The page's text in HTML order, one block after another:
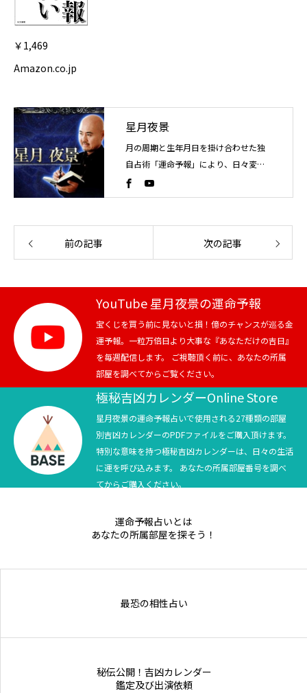
￥1,469
Amazon.co.jp
星月夜景
月の周期と生年月日を掛け合わせた独
自占術「運命予報」により、日々変化
する運気の流れを読み解く占い師。こ
れまでに4万人以上を鑑定。
前の記事 次の記事
YouTube 星月夜景の運命予報
宝くじを買う前に見ないと損！億のチャンスが巡る金
運予報。一粒万倍日より大事な『あなただけの吉日』
を毎週配信します。 ご視聴頂く前に、あなたの所属
部屋を調べてからご覧ください。
極秘吉凶カレンダーOnline Store
星月夜景の運命予報占いで使用される27種類の部屋
別吉凶カレンダーのPDFファイルをご購入頂けます。
特別な意味を持つ極秘吉凶カレンダーは、日々の生活
に運を呼び込みます。 あなたの所属部屋番号を調べ
てからご購入ください。
運命予報占いとは
あなたの所属部屋を探そう！
最恐の相性占い
秘伝公開！吉凶カレンダー
鑑定及び出演依頼